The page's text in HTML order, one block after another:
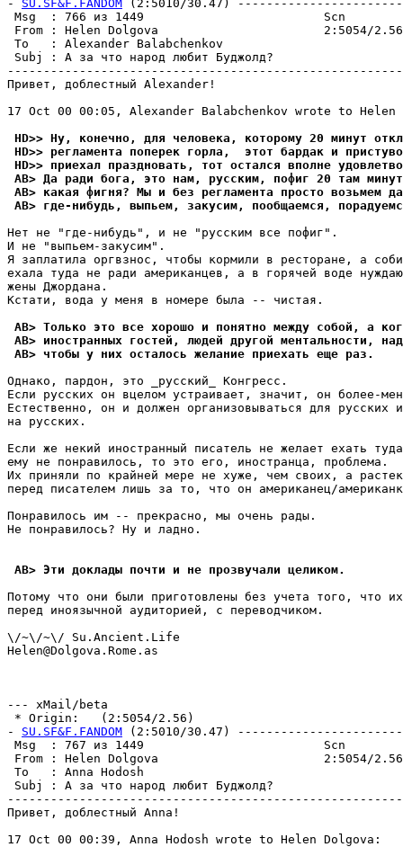
- SU.SF&F.FANDOM (2:5010/30.47)
Msg  : 766 из 1449
From : Helen Dolgova                       2:5054/2.56
To   : Alexander Balabchenkov
Subj : А за что народ
Привет, доблестный Alexander!
17 Oct 00 00:05, Alexander Balabchenkov wrote to Helen
HD>> Ну, конечно, для человека, которому 20 минут
HD>> регламента поперек горла,  этот бардак и
HD>> приехал праздновать, тот остался вполне
AB> Да ради бога, это нам, русским, пофиг 20 там
AB> какая фигня? Мы и без регламента просто возьмем
AB> где-нибудь, выпьем, закусим, пообщаемся,
Нет не "где-нибудь", и не "русским все пофиг".
И не "выпьем-закусим".
Я заплатила оргвзнос, чтобы кормили в ресторане, а
ехала туда не ради американцев, а в горячей воде
жены Джордана.
Кстати, вода у меня в номере была -- чистая.
AB> Только это все хорошо и понятно между собой, а
AB> иностранных гостей, людей другой ментальности,
AB> чтобы у них осталось желание приехать еще раз.
Однако, пардон, это _русский_ Конгресс.
Если русских он вцелом устраивает, значит, он более-
Естественно, он и должен организовываться для русских
на русских.
Если же некий иностранный писатель не желает ехать
ему не понравилось, то это его, иностранца, проблема.
Их приняли по крайней мере не хуже, чем своих, а
перед писателем лишь за то, что он американец/
Понравилось им -- прекрасно, мы очень рады.
Не понравилось? Ну и ладно.
AB> Эти доклады почти и не прозвучали целиком.
Потому что они были приготовлены без учета того, что
перед иноязычной аудиторией, с переводчиком.
\/~\/~\/ Su.Ancient.Life
Helen@Dolgova.Rome.as
--- xMail/beta
* Origin:   (2:5054/2.56)
- SU.SF&F.FANDOM (2:5010/30.47)
Msg  : 767 из 1449
From : Helen Dolgova                       2:5054/2.56
To   : Anna Hodosh
Subj : А за что народ
Привет, доблестный Anna!
17 Oct 00 00:39, Anna Hodosh wrote to Helen Dolgova: